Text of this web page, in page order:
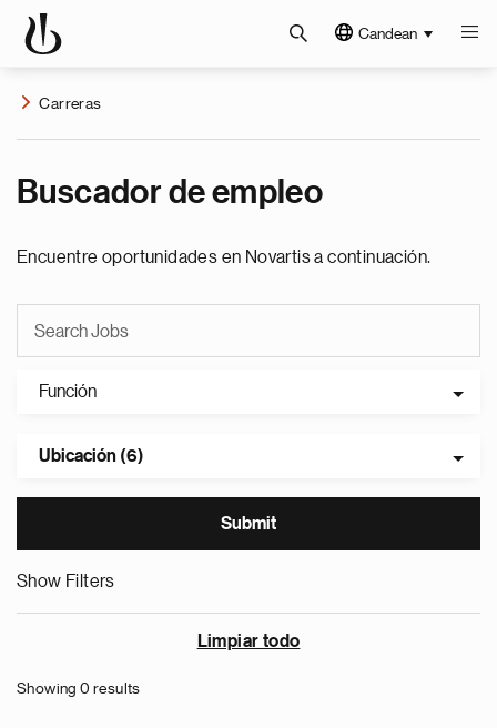
Candean
Carreras
Buscador de empleo
Encuentre oportunidades en Novartis a continuación.
Función
Ubicación (6)
Show Filters
Limpiar todo
Showing 0 results